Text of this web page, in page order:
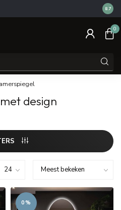
14
8.7
0
design
0%